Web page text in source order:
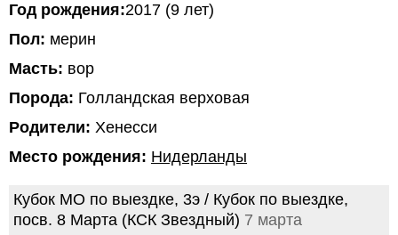
Год рождения:2017 (9 лет)
Пол: мерин
Масть: вор
Порода: Голландская верховая
Родители: Хенесси
Место рождения: Нидерланды
Кубок МО по выездке, 3э / Кубок по выездке,
посв. 8 Марта (КСК Звездный) 7 марта